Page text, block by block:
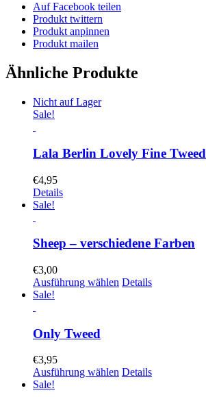
Auf Facebook teilen
Produkt twittern
Produkt anpinnen
Produkt mailen
Ähnliche Produkte
Nicht auf Lager
Sale!
Lala Berlin Lovely Fine Tweed
€4,95
Details
Sale!
Sheep – verschiedene Farben
€3,00
Ausführung wählen Details
Sale!
Only Tweed
€3,95
Ausführung wählen Details
Sale!